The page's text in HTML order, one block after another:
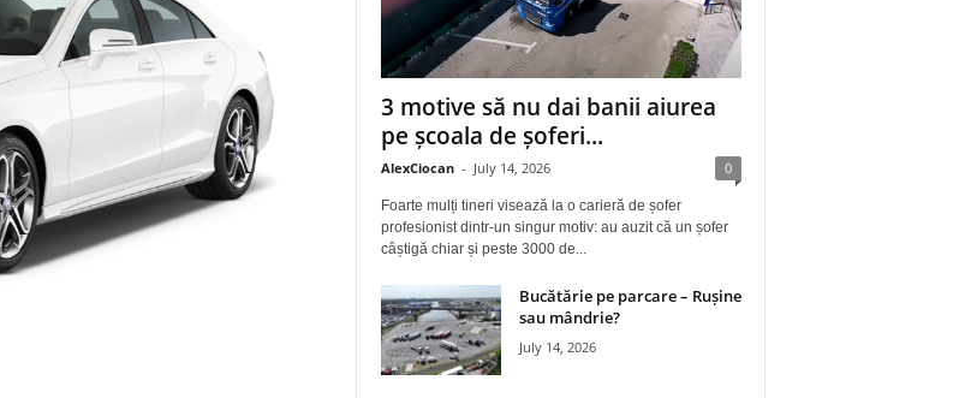
3 motive să nu dai banii aiurea
pe școala de șoferi...
AlexCiocan - July 14, 2026 0
Foarte mulți tineri visează la o carieră de șofer
profesionist dintr-un singur motiv: au auzit că un șofer
câștigă chiar și peste 3000 de...
Bucătărie pe parcare – Rușine
sau mândrie?
July 14, 2026